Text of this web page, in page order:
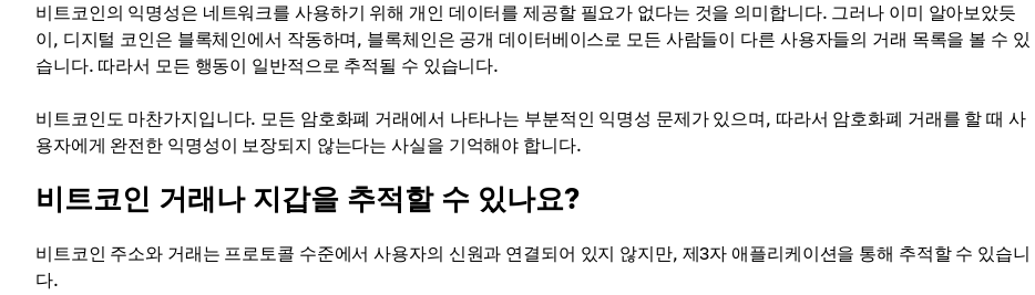
비트코인의 익명성은 네트워크를 사용하기 위해 개인 데이터를 제공할 필요가 없다는 것을 의미합니다. 그러나 이미 알아보았듯
이, 디지털 코인은 블록체인에서 작동하며, 블록체인은 공개 데이터베이스로 모든 사람들이 다른 사용자들의 거래 목록을 볼 수 있
습니다. 따라서 모든 행동이 일반적으로 추적될 수 있습니다.
비트코인도 마찬가지입니다. 모든 암호화폐 거래에서 나타나는 부분적인 익명성 문제가 있으며, 따라서 암호화폐 거래를 할 때 사
용자에게 완전한 익명성이 보장되지 않는다는 사실을 기억해야 합니다.
비트코인 거래나 지갑을 추적할 수 있나요?
비트코인 주소와 거래는 프로토콜 수준에서 사용자의 신원과 연결되어 있지 않지만, 제3자 애플리케이션을 통해 추적할 수 있습니
다.